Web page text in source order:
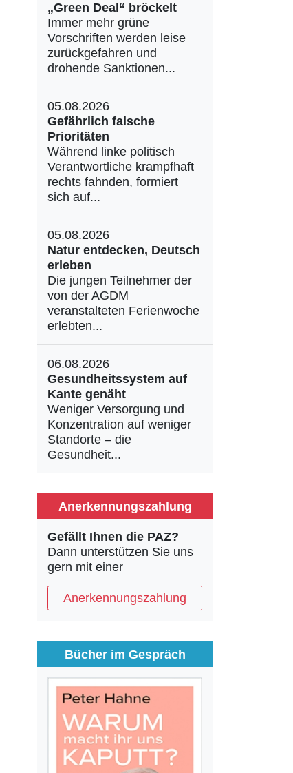
„Green Deal“ bröckelt
Immer mehr grüne
Vorschriften werden leise
zurückgefahren und
drohende Sanktionen...
05.08.2026
Gefährlich falsche
Prioritäten
Während linke politisch
Verantwortliche krampfhaft
rechts fahnden, formiert
sich auf...
05.08.2026
Natur entdecken, Deutsch
erleben
Die jungen Teilnehmer der
von der AGDM
veranstalteten Ferienwoche
erlebten...
06.08.2026
Gesundheitssystem auf
Kante genäht
Weniger Versorgung und
Konzentration auf weniger
Standorte – die
Gesundheit...
Anerkennungszahlung
Gefällt Ihnen die PAZ?
Dann unterstützen Sie uns
gern mit einer
Anerkennungszahlung
Bücher im Gespräch